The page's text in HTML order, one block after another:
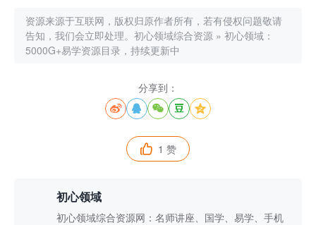
资源来源于互联网，版权归原作者所有，若有侵权问题敬请
告知，我们会立即处理。 初心领域综合资源 » 初心领域：
5000G+易学资源目录，持续更新中
分享到：
    
 1 赞
初心领域
初心领域综合资源网：名师讲座、国学、易学、手机